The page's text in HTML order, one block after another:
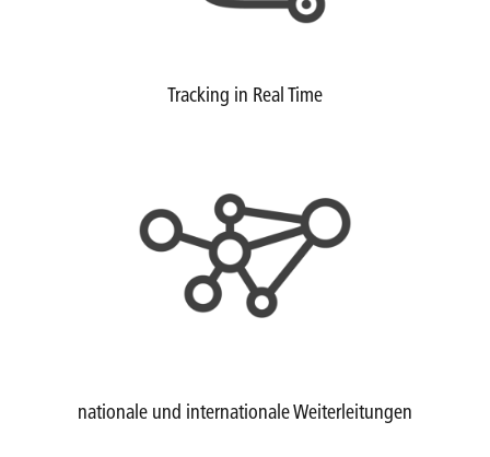
Tracking in Real Time
nationale und internationale Weiterleitungen